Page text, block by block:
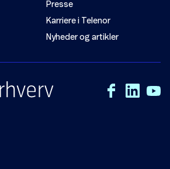
Presse
Karriere i Telenor
Nyheder og artikler